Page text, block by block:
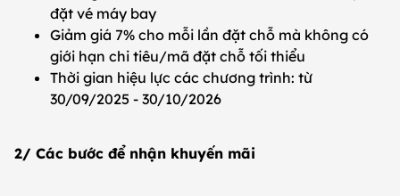
đặt vé máy bay
Giảm giá 7% cho mỗi lần đặt chỗ mà không có
giới hạn chi tiêu/mã đặt chỗ tối thiểu
Thời gian hiệu lực các chương trình: từ
30/09/2025 - 30/10/2026
2/ Các bước để nhận khuyến mãi